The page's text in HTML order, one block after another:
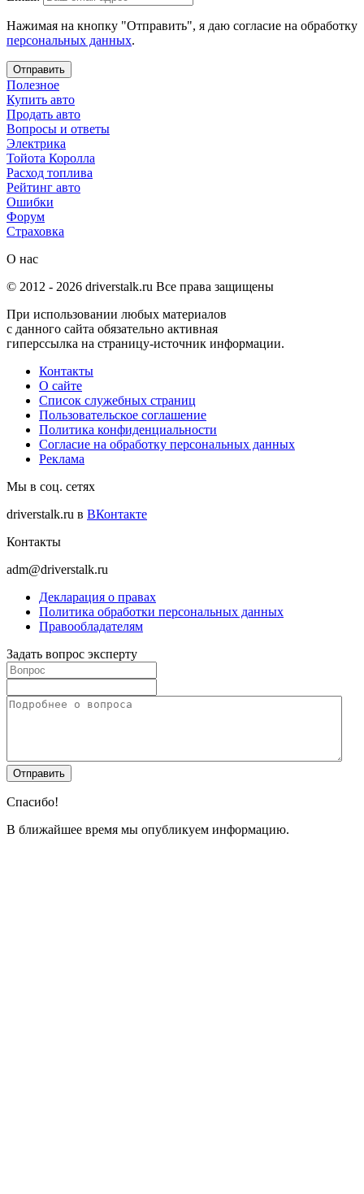
Нажимая на кнопку "Отправить", я даю согласие на обработку
персональных данных.
Отправить
Полезное
Купить авто
Продать авто
Вопросы и ответы
Электрика
Тойота Королла
Расход топлива
Рейтинг авто
Ошибки
Форум
Страховка
О нас
© 2012 - 2026 driverstalk.ru Все права защищены
При использовании любых материалов
с данного сайта обязательно активная
гиперссылка на страницу-источник информации.
Контакты
О сайте
Список служебных страниц
Пользовательское соглашение
Политика конфиденциальности
Согласие на обработку персональных данных
Реклама
Мы в соц. сетях
driverstalk.ru в ВКонтакте
Контакты
adm@driverstalk.ru
Декларация о правах
Политика обработки персональных данных
Правообладателям
Задать вопрос эксперту
Спасибо!
В ближайшее время мы опубликуем информацию.